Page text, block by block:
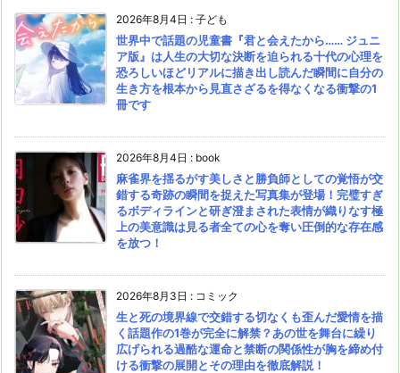
2026年8月4日 : 子ども
世界中で話題の児童書『君と会えたから…… ジュニ
ア版』は人生の大切な決断を迫られる十代の心理を
恐ろしいほどリアルに描き出し読んだ瞬間に自分の
生き方を根本から見直さざるを得なくなる衝撃の1
冊です
2026年8月4日 : book
麻雀界を揺るがす美しさと勝負師としての覚悟が交
錯する奇跡の瞬間を捉えた写真集が登場！完璧すぎ
るボディラインと研ぎ澄まされた表情が織りなす極
上の美意識は見る者全ての心を奪い圧倒的な存在感
を放つ！
2026年8月3日 : コミック
生と死の境界線で交錯する切なくも歪んだ愛情を描
く話題作の1巻が完全に解禁？あの世を舞台に繰り
広げられる過酷な運命と禁断の関係性が胸を締め付
ける衝撃の展開とその理由を徹底解説！